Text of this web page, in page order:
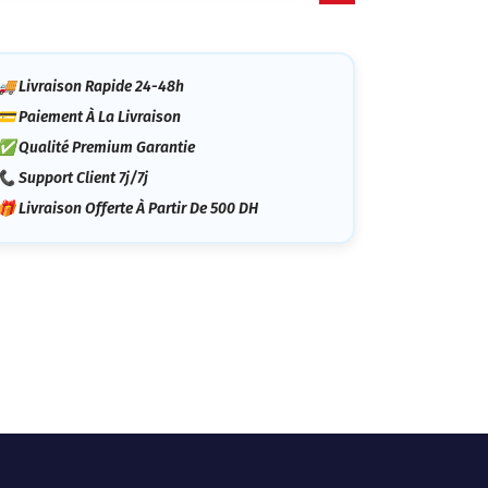
Livraison Rapide 24-48h
Paiement À La Livraison
Qualité Premium Garantie
Support Client 7j/7j
Livraison Offerte À Partir De 500 DH